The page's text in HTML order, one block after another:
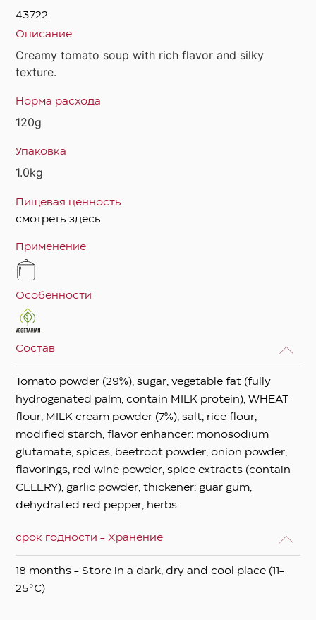
43722
Описание
Creamy tomato soup with rich flavor and silky
texture.
Норма расхода
120g
Упаковка
1.0kg
Пищевая ценность
смотреть здесь
Применение
Особенности
Состав
Tomato powder (29%), sugar, vegetable fat (fully
hydrogenated palm, contain MILK protein), WHEAT
flour, MILK cream powder (7%), salt, rice flour,
modified starch, flavor enhancer: monosodium
glutamate, spices, beetroot powder, onion powder,
flavorings, red wine powder, spice extracts (contain
CELERY), garlic powder, thickener: guar gum,
dehydrated red pepper, herbs.
срок годности - Хранение
18 months - Store in a dark, dry and cool place (11-
25°C)